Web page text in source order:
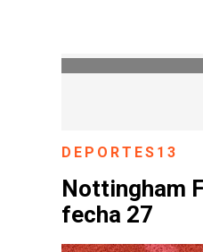
DEPORTES13
Nottingham
fecha 27